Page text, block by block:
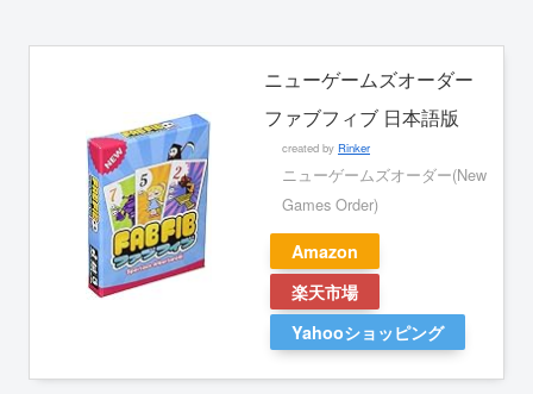
ニューゲームズオーダー
ファブフィブ 日本語版
created by Rinker
ニューゲームズオーダー(New
Games Order)
Amazon
楽天市場
Yahooショッピング